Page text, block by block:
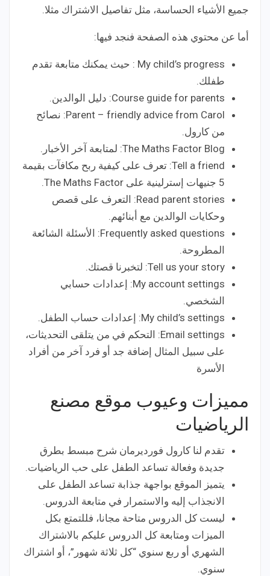
جميع الأشياء الحساسة، مثل تفاصيل الاشتراك مثلا.
أما عن محتوي هذه الصفحة فنجد فيها:
My child’s progress : حيث يمكنك متابعة تقدم
طفلك.
Course guide for parents: دليل الوالدين.
Parent – friendly advice from Carol: نصائح
من كارول.
The Maths Factor Blog: لمتابعة آخر الأخبار.
Tell a friend: تعرف على كيفية ربح مكافآت بقيمة
5 جنيهات إسترلينية على The Maths Factor.
Read parent stories: التعرف على قصص
وحكايات الوالدين مع أبنائهم.
Frequently asked questions: الأسئلة الشائعة
المطروحة.
Tell us your story: لتخبرنا قصتك.
My account settings: إعدادات حسابي
الشخصي.
My child’s settings: إعدادات حساب الطفل.
Email settings: التحكم في من يتلقى التحديثات،
على سبيل المثال إضافة جد أو فرد آخر من أفراد
الأسرة
مميزات وعيوب موقع مصنع
الرياضيات
تقدم لنا كارول فورديرمان شرح مبسط بطرق
جديدة وفعالة تساعد الطفل على حب الرياضيات.
يتميز الموقع بواجهة جذابة تساعد الطفل على
الانجذاب إليه والاستمرار في متابعة الدروس.
ليست كل الدروس متاحة مجانا، فللتمتع بكل
الميزات ومتابعة كل الدروس عليكم بالاشتراك
الشهري أو ربع سنوي “كل ثلاثة شهور”، أو اشتراك
سنوي.